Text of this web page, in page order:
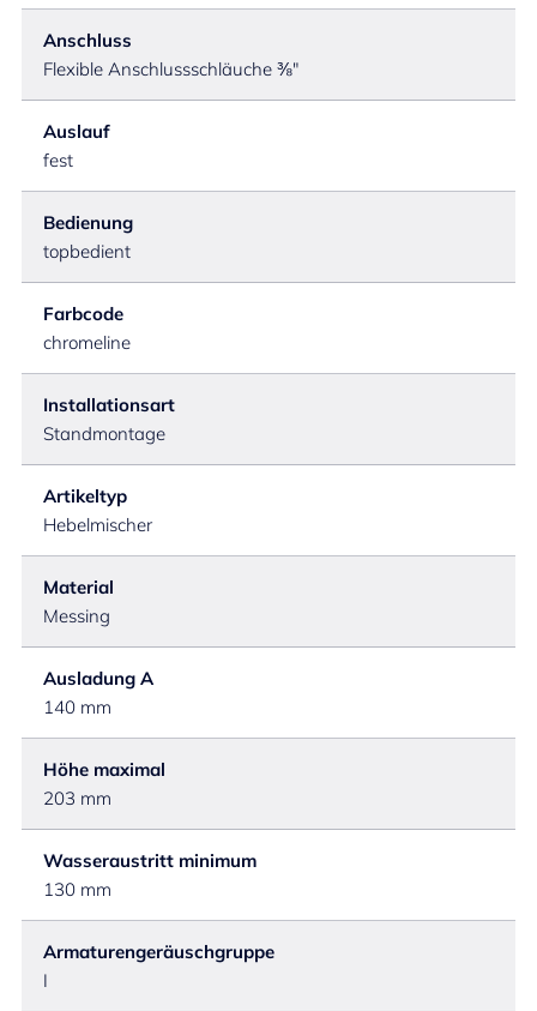
Anschluss
Flexible Anschlussschläuche ⅜"
Auslauf
fest
Bedienung
topbedient
Farbcode
chromeline
Installationsart
Standmontage
Artikeltyp
Hebelmischer
Material
Messing
Ausladung A
140 mm
Höhe maximal
203 mm
Wasseraustritt minimum
130 mm
Armaturengeräuschgruppe
I